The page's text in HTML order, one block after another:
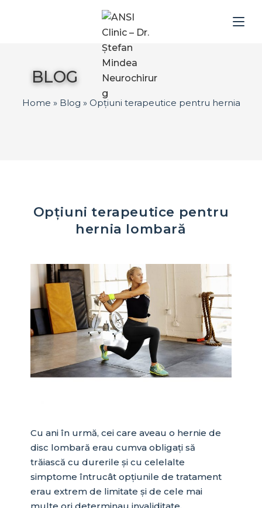
BLOG
Home » Blog » Opțiuni terapeutice pentru hernia
Opțiuni terapeutice pentru
hernia lombară
Cu ani în urmă, cei care aveau o hernie de
disc lombară erau cumva obligați să
trăiască cu durerile și cu celelalte
simptome întrucât opțiunile de tratament
erau extrem de limitate și de cele mai
multe ori determinau invaliditate.